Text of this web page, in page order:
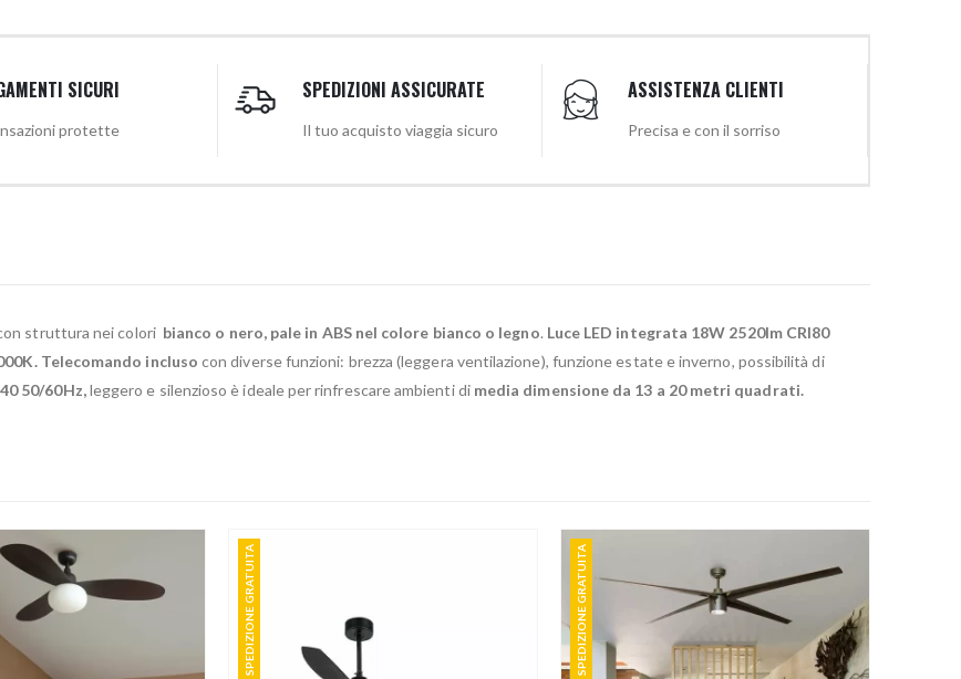
SICURI
protette
SPEDIZIONI ASSICURATE
Il tuo acquisto viaggia sicuro
ASSISTENZA CLIENTI
Precisa e con il sorriso
struttura nei colori bianco o nero, pale in ABS nel colore bianco o legno. Luce LED integrata 18W 2520lm CRI80
Telecomando incluso con diverse funzioni: brezza (leggera ventilazione), funzione estate e inverno, possibilità di
50/60Hz,leggero e silenzioso è ideale per rinfrescare ambienti dimedia dimensione da 13 a 20 metri quadrati.
SPEDIZIONE GRATUITA SPEDIZIONE GRATUITA